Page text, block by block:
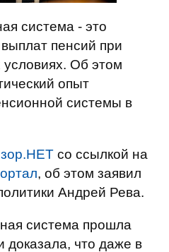
система - это
пенсий при
Об этом
опыт
системы в
со ссылкой на
, об этом заявил
Андрей Рева.
система прошла
доказала, что даже в